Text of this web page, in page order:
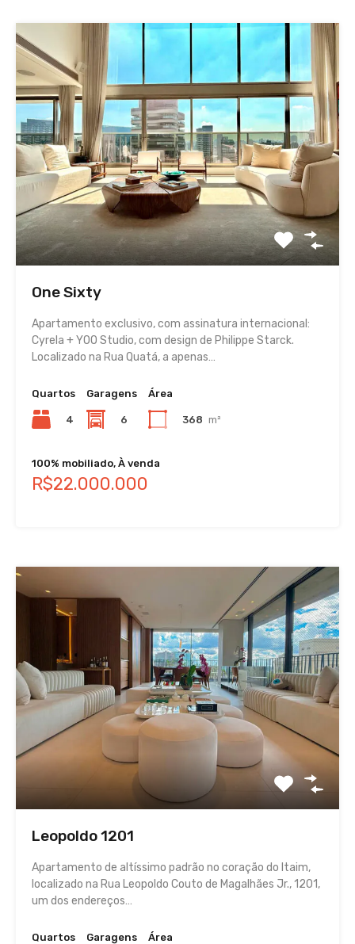
One Sixty
Apartamento exclusivo, com assinatura internacional:
Cyrela + YOO Studio, com design de Philippe Starck.
Localizado na Rua Quatá, a apenas…
Quartos
4
Garagens
6
Área
368 m²
100% mobiliado, À venda
R$22.000.000
Leopoldo 1201
Apartamento de altíssimo padrão no coração do Itaim,
localizado na Rua Leopoldo Couto de Magalhães Jr., 1201,
um dos endereços…
Quartos Garagens Área